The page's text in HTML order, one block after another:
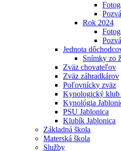
Rok 2024
Jednota
Snímky zo
Zväz chovateľov
Zväz záhradkárov
Poľovnícky zväz
Kynologický klub
Kynológia
PSU Jablonica
Klubík Jablonica
Základná škola
Materská škola
Služby